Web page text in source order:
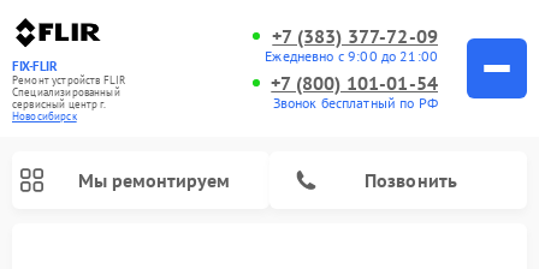
FIX-FLIR
Ремонт устройств FLIR
Специализированный
cервисный центр г.
Новосибирск
+7 (383) 377-72-09
Ежедневно с 9:00 до 21:00
+7 (800) 101-01-54
Звонок бесплатный по РФ
Мы ремонтируем Позвонить